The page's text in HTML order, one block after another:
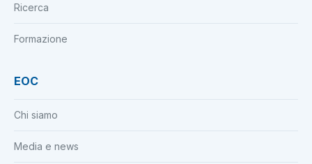
Ricerca
Formazione
EOC
Chi siamo
Media e news